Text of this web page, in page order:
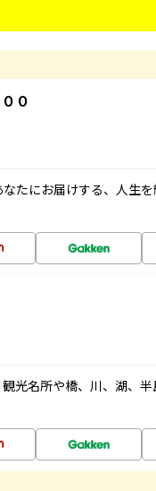
０
たにお届けする、人生
光名所や橋、川、湖、